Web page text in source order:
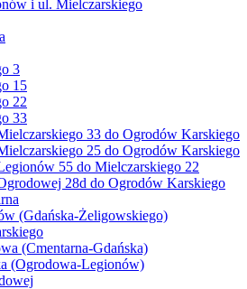
i ul. Mielczarskiego
3
15
22
33
33 do Ogrodów Karskiego
25 do Ogrodów Karskiego
55 do Mielczarskiego 22
28d do Ogrodów Karskiego
(Gdańska-Żeligowskiego)
(Cmentarna-Gdańska)
(Ogrodowa-Legionów)